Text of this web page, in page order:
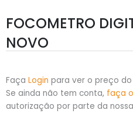
FOCOMETRO
NOVO
Faça Login para ver o preço
Se ainda não tem conta, faça
autorização por parte da